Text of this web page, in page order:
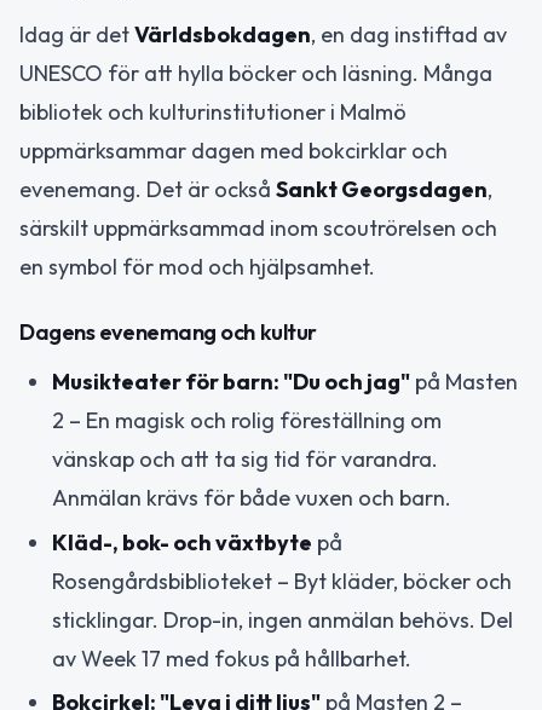
Idag är detVärldsbokdagen, en dag instiftad av
UNESCO för att hylla böcker och läsning. Många
bibliotek och kulturinstitutioner i Malmö
uppmärksammar dagen med bokcirklar och
evenemang. Det är också Sankt Georgsdagen,
särskilt uppmärksammad inom scoutrörelsen och
en symbol för mod och hjälpsamhet.
Dagens evenemang och kultur
Musikteater för barn: "Du och jag" på Masten
2 – En magisk och rolig föreställning om
vänskap och att ta sig tid för varandra.
Anmälan krävs för både vuxen och barn.
Kläd-, bok- och växtbyte på
Rosengårdsbiblioteket – Byt kläder, böcker och
sticklingar. Drop-in, ingen anmälan behövs. Del
av Week 17 med fokus på hållbarhet.
Bokcirkel: "Leva i ditt ljus" på Masten 2 –